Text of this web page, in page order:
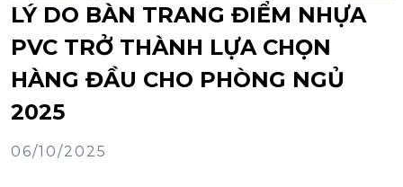
LÝ DO BÀN TRANG ĐIỂM NHỰA
PVC TRỞ THÀNH LỰA CHỌN
HÀNG ĐẦU CHO PHÒNG NGỦ
2025
06/10/2025